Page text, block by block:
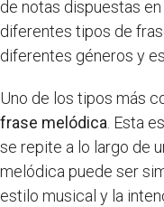
de notas dispuestas
diferentes tipos de
diferentes géneros y
Uno de los tipos más
frase melódica . Esta
se repite a lo largo de
melódica puede ser
estilo musical y la